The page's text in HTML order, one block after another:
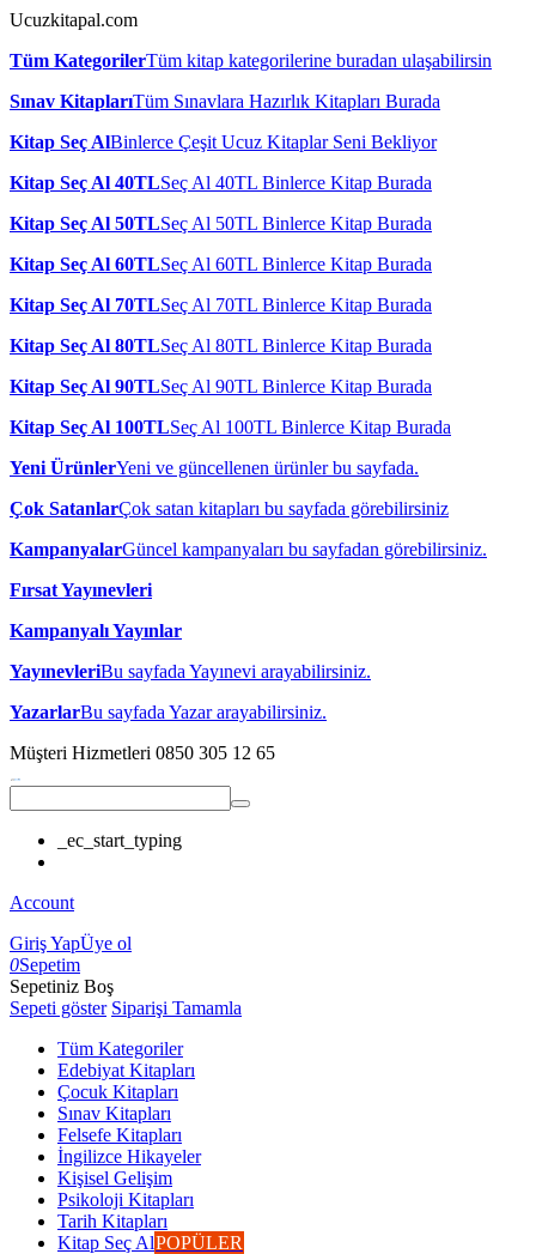
Ucuzkitapal.com
Tüm KategorilerTüm kitap kategorilerine buradan ulaşabilirsin
Sınav KitaplarıTüm Sınavlara Hazırlık Kitapları Burada
Kitap Seç AlBinlerce Çeşit Ucuz Kitaplar Seni Bekliyor
Kitap Seç Al 40TLSeç Al 40TL Binlerce Kitap Burada
Kitap Seç Al 50TLSeç Al 50TL Binlerce Kitap Burada
Kitap Seç Al 60TLSeç Al 60TL Binlerce Kitap Burada
Kitap Seç Al 70TLSeç Al 70TL Binlerce Kitap Burada
Kitap Seç Al 80TLSeç Al 80TL Binlerce Kitap Burada
Kitap Seç Al 90TLSeç Al 90TL Binlerce Kitap Burada
Kitap Seç Al 100TLSeç Al 100TL Binlerce Kitap Burada
Yeni ÜrünlerYeni ve güncellenen ürünler bu sayfada.
Çok SatanlarÇok satan kitapları bu sayfada görebilirsiniz
KampanyalarGüncel kampanyaları bu sayfadan görebilirsiniz.
Fırsat Yayınevleri
Kampanyalı Yayınlar
YayınevleriBu sayfada Yayınevi arayabilirsiniz.
YazarlarBu sayfada Yazar arayabilirsiniz.
Müşteri Hizmetleri 0850 305 12 65
_ec_start_typing
Account
Giriş YapÜye ol
0Sepetim
Sepetiniz Boş
Sepeti göster Siparişi Tamamla
Tüm Kategoriler
Edebiyat Kitapları
Çocuk Kitapları
Sınav Kitapları
Felsefe Kitapları
İngilizce Hikayeler
Kişisel Gelişim
Psikoloji Kitapları
Tarih Kitapları
Kitap Seç AlPOPÜLER